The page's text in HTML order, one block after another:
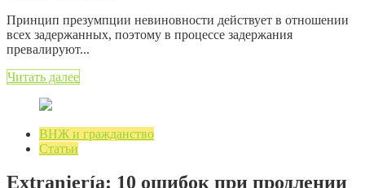
Принцип презумпции невиновности действует в отношении
всех задержанных, поэтому в процессе задержания
превалируют...
Читать далее
ВНЖ и гражданство
Статьи
Extranjería: 10 ошибок при продлении